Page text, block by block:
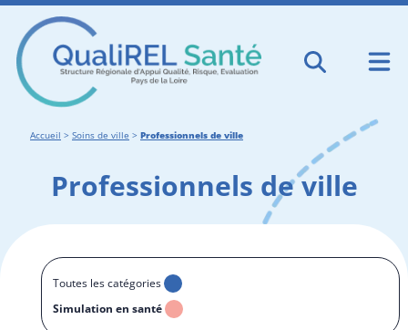
Accueil > Soins de ville > Professionnels de ville
Professionnels de ville
Toutes les catégories
Simulation en santé